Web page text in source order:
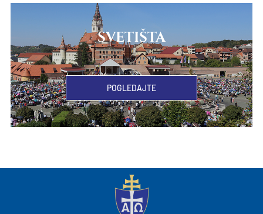
SVETIŠTA
POGLEDAJTE